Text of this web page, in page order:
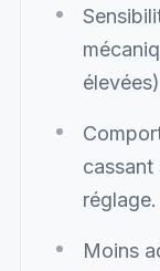
cassant
réglage.
Moins